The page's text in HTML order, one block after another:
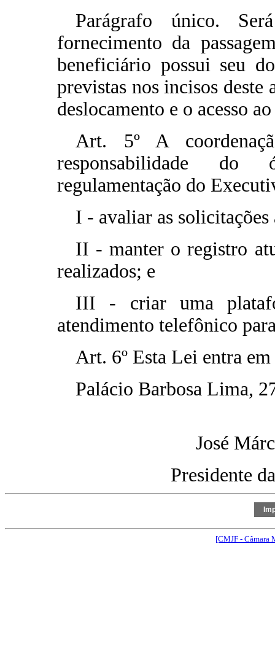
Parágrafo único.
fornecimento da
beneficiário possui seu
previstas nos incisos
deslocamento e o acesso
Art. 5º A
responsabilidade do
regulamentação do
I - avaliar as solicitações
II - manter o registro
realizados; e
III - criar uma
atendimento telefônico
Art. 6º Esta Lei entra
Palácio Barbosa Lima,
José
Presidente
[CMJF - Câmara